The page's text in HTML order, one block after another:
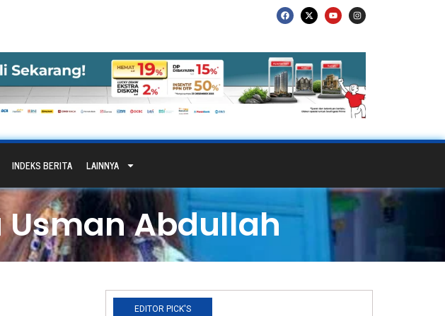
INDEKS BERITA LAINNYA
Usman Abdullah
EDITOR PICK'S